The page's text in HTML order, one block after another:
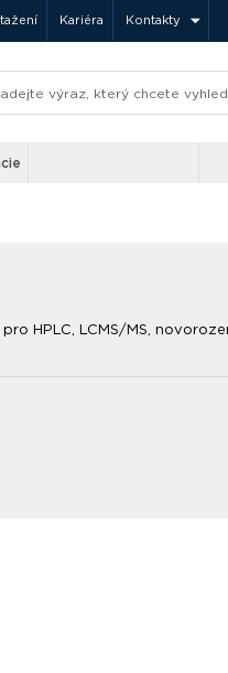
Kariéra Kontakty
HPLC, LCMS/MS,